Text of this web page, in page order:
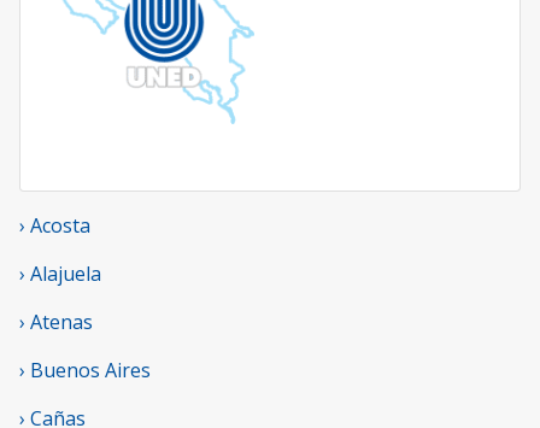
› Acosta
› Alajuela
› Atenas
› Buenos Aires
› Cañas